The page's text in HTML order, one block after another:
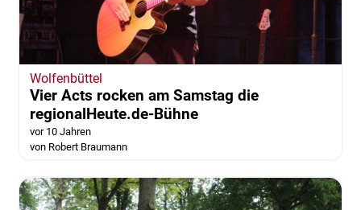
Wolfenbüttel
Vier Acts rocken am Samstag die
regionalHeute.de-Bühne
vor 10 Jahren
von Robert Braumann